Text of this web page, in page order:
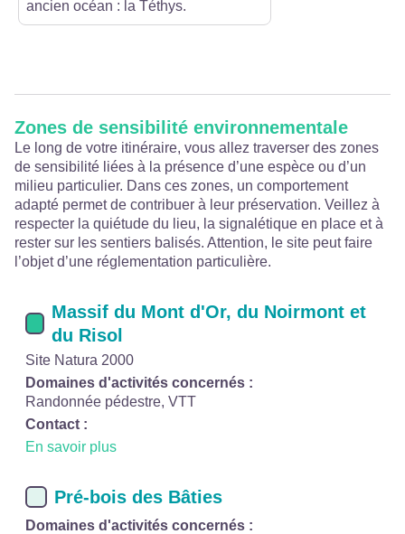
ancien océan : la Téthys.
Zones de sensibilité environnementale
Le long de votre itinéraire, vous allez traverser des zones
de sensibilité liées à la présence d’une espèce ou d’un
milieu particulier. Dans ces zones, un comportement
adapté permet de contribuer à leur préservation. Veillez à
respecter la quiétude du lieu, la signalétique en place et à
rester sur les sentiers balisés. Attention, le site peut faire
l’objet d’une réglementation particulière.
Massif du Mont d'Or, du Noirmont et
du Risol
Site Natura 2000
Domaines d'activités concernés :
Randonnée pédestre, VTT
Contact :
En savoir plus
Pré-bois des Bâties
Domaines d'activités concernés :